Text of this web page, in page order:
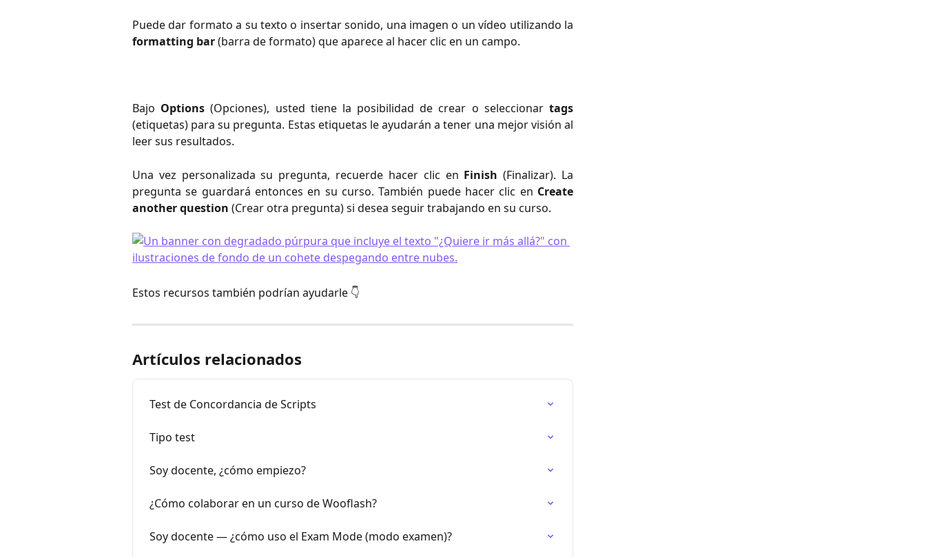
Puede dar formato a su texto o insertar sonido, una imagen o un vídeo utilizando la
formatting bar(barra de formato) que aparece al hacer clic en un campo.
Bajo Options (Opciones), usted tiene la posibilidad de crear o seleccionartags
(etiquetas) para su pregunta. Estas etiquetas le ayudarán a tener una mejor visión al
leer sus resultados.
Una vez personalizada su pregunta, recuerde hacer clic en Finish (Finalizar). La
pregunta se guardará entonces en su curso. También puede hacer clic en Create
another question (Crear otra pregunta) si desea seguir trabajando en su curso.
Estos recursos también podrían ayudarle 👇
Artículos relacionados
Test de Concordancia de Scripts
Tipo test
Soy docente, ¿cómo empiezo?
¿Cómo colaborar en un curso de Wooflash?
Soy docente — ¿cómo uso el Exam Mode (modo examen)?